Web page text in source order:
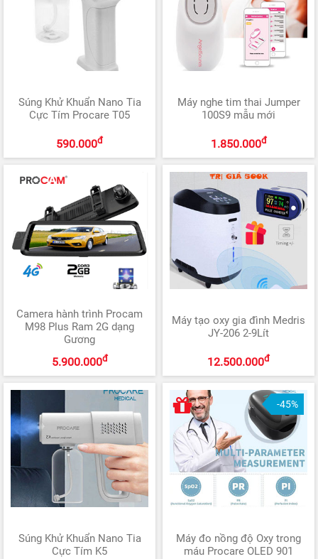
Súng Khử Khuẩn Nano Tia
Cực Tím Procare T05
590.000đ
Máy nghe tim thai Jumper
100S9 mẫu mới
1.850.000đ
Camera hành trình Procam
M98 Plus Ram 2G dạng
Gương
5.900.000đ
Máy tạo oxy gia đình Medris
JY-206 2-9Lít
12.500.000đ
Súng Khử Khuẩn Nano Tia
Cực Tím K5
-45%
Máy đo nồng độ Oxy trong
máu Procare OLED 901